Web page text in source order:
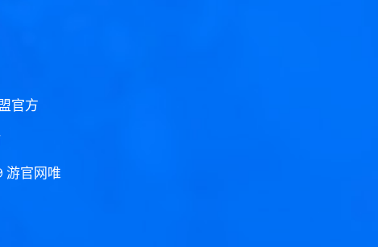
官方
游官网唯